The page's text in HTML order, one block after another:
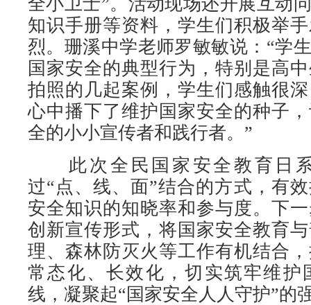
知识手册等资料，学生们积极举
烈。珊溪中学老师罗敏敏说：“学
国家安全的典型行为，特别是高
拍照的几起案例，学生们感触很
心中播下了维护国家安全的种子
全的小小宣传者和践行者。”
此次全民国家安全教育日系
过“点、线、面”结合的方式，有
安全知识的知晓率和参与度。下
创新宣传形式，将国家安全教育
理、森林防灭火等工作有机结合
常态化、长效化，切实筑牢维护
线，凝聚起“国家安全人人守护”的